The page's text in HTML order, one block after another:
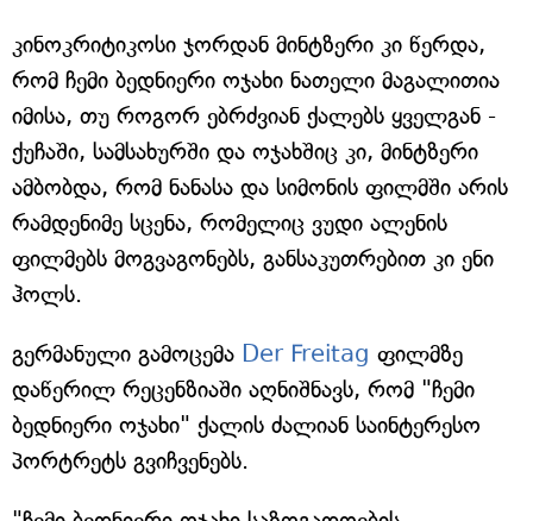
კინოკრიტიკოსი ჯორდან მინტზერი კი წერდა,
რომ ჩემი ბედნიერი ოჯახი ნათელი მაგალითია
იმისა, თუ როგორ ებრძვიან ქალებს ყველგან -
ქუჩაში, სამსახურში და ოჯახშიც კი, მინტზერი
ამბობდა, რომ ნანასა და სიმონის ფილმში არის
რამდენიმე სცენა, რომელიც ვუდი ალენის
ფილმებს მოგვაგონებს, განსაკუთრებით კი ენი
ჰოლს.
გერმანული გამოცემა Der Freitag ფილმზე
დაწერილ რეცენზიაში აღნიშნავს, რომ "ჩემი
ბედნიერი ოჯახი" ქალის ძალიან საინტერესო
პორტრეტს გვიჩვენებს.